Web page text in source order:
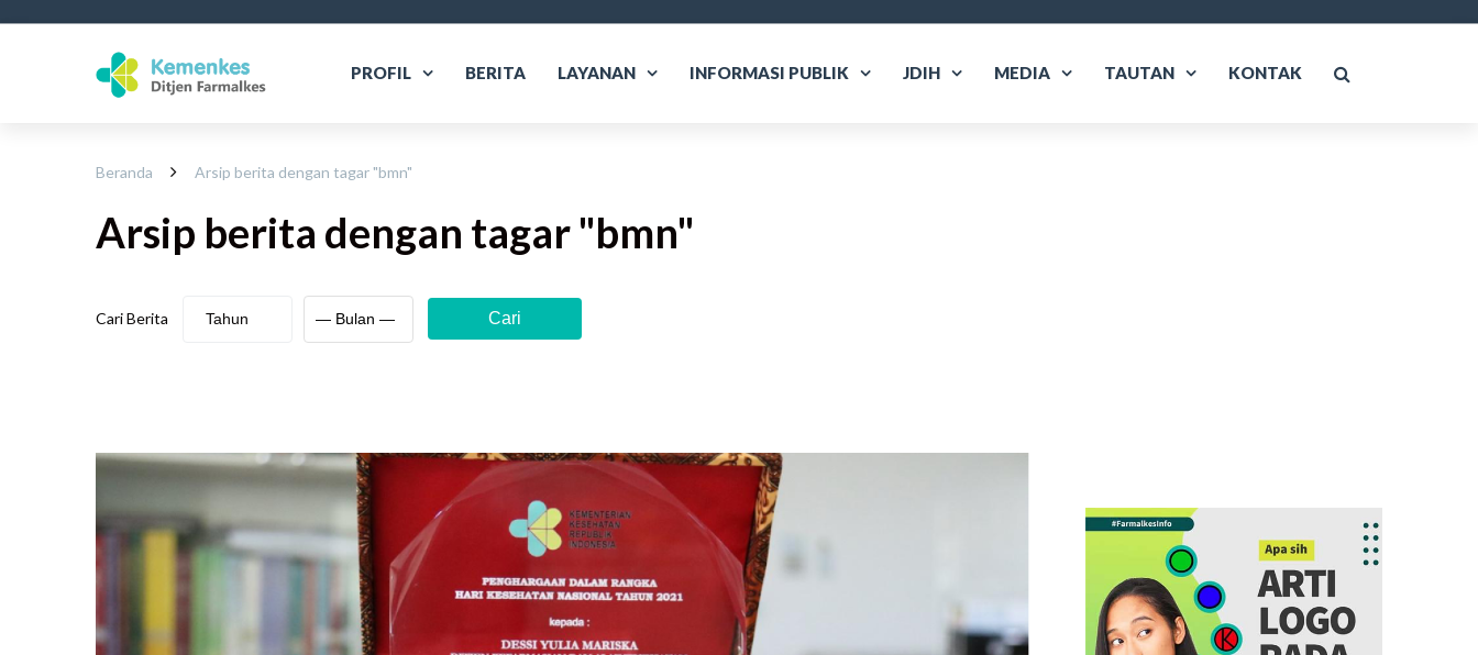
PROFIL BERITA LAYANAN INFORMASI PUBLIK JDIH MEDIA TAUTAN KONTAK
Beranda Arsip berita dengan tagar "bmn"
Arsip berita dengan tagar "bmn"
Cari Berita Cari